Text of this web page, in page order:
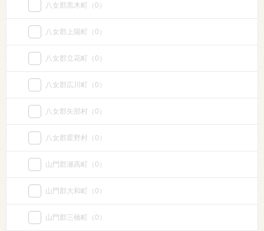
八女郡黒木町 （0）
八女郡上陽町 （0）
八女郡立花町 （0）
八女郡広川町 （0）
八女郡矢部村 （0）
八女郡星野村 （0）
山門郡瀬高町 （0）
山門郡大和町 （0）
山門郡三橋町 （0）